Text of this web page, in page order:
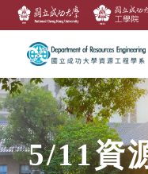
5/11資